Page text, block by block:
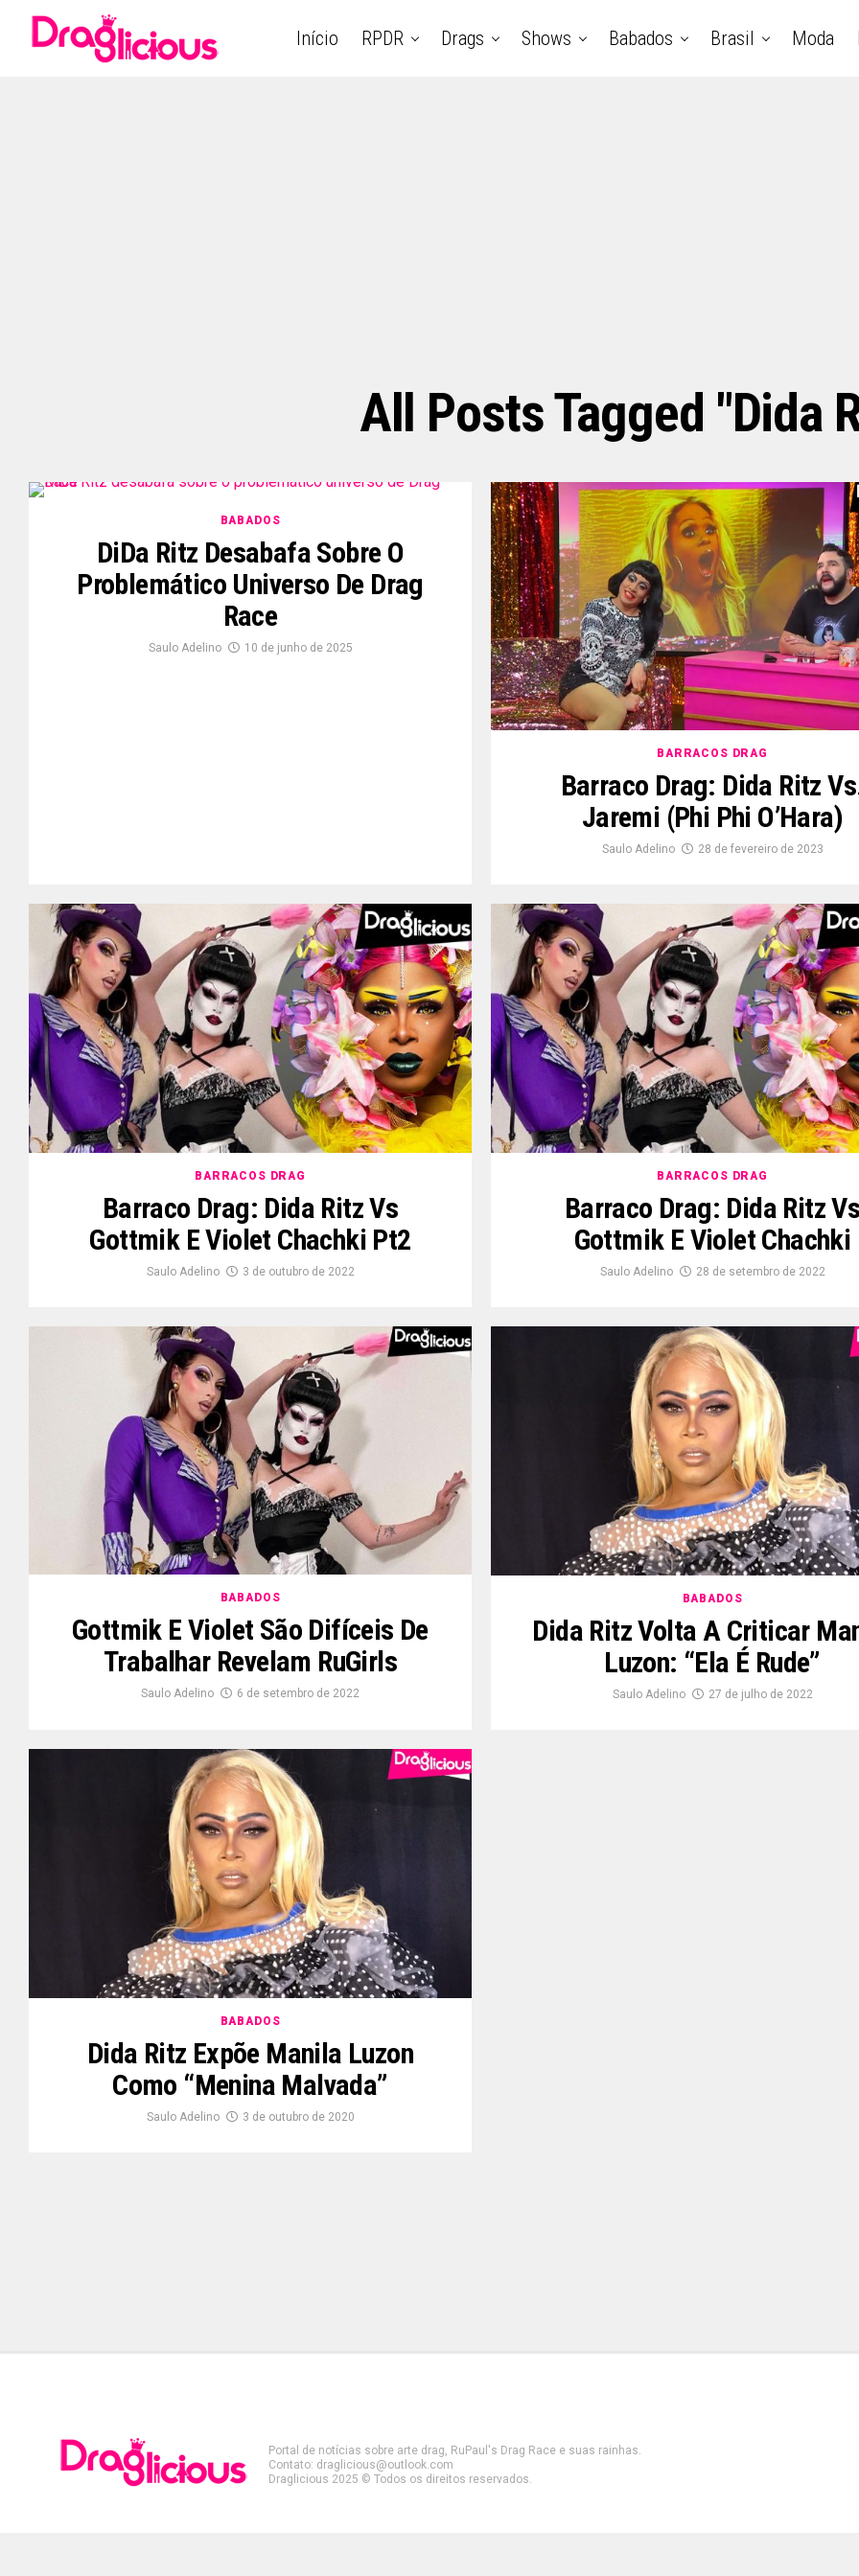
Início RPDR Drags Shows Babados Brasil Moda
All Posts Tagged "dida
BABADOS
DiDa Ritz Desabafa Sobre O
Problemático Universo De Drag
Race
Saulo Adelino 10 de junho de 2025
BARRACOS DRAG
Barraco Drag: Dida Ritz
Jaremi (Phi Phi O’Hara)
Saulo Adelino 28 de fevereiro de 2023
BARRACOS DRAG
Barraco Drag: Dida Ritz Vs
Gottmik E Violet Chachki Pt2
Saulo Adelino 3 de outubro de 2022
BARRACOS DRAG
Barraco Drag: Dida Ritz
Gottmik E Violet Chachki
Saulo Adelino 28 de setembro de 2022
BABADOS
Gottmik E Violet São Difíceis De
Trabalhar Revelam RuGirls
Saulo Adelino 6 de setembro de 2022
BABADOS
Dida Ritz Volta A Criticar
Luzon: “ela É Rude”
Saulo Adelino 27 de julho de 2022
BABADOS
Dida Ritz Expõe Manila Luzon
Como “menina Malvada”
Saulo Adelino 3 de outubro de 2020
Portal de notícias sobre arte drag, RuPaul's Drag Race e suas rainhas.
Contato: draglicious@outlook.com
Draglicious 2025 © Todos os direitos reservados.